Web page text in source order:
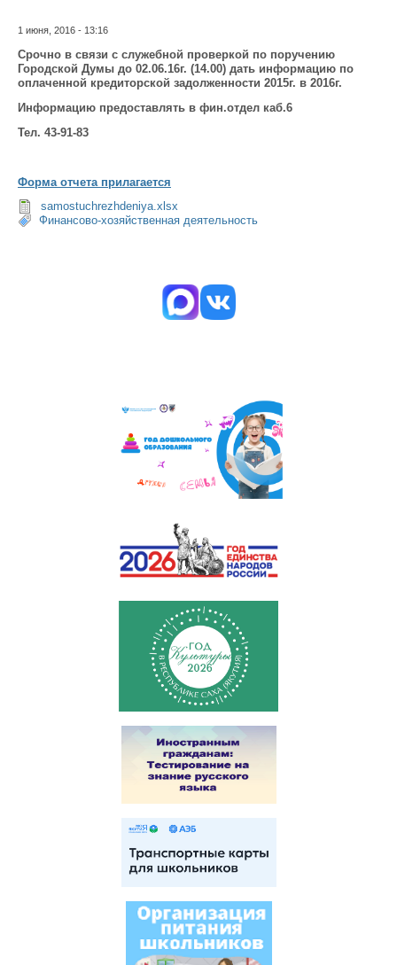
1 июня, 2016 - 13:16
Срочно в связи с служебной проверкой по поручению
Городской Думы до 02.06.16г. (14.00) дать информацию по
оплаченной кредиторской задолженности 2015г. в 2016г.
Информацию предоставлять в фин.отдел каб.6
Тел. 43-91-83
Форма отчета прилагается
samostuchrezhdeniya.xlsx
Финансово-хозяйственная деятельность